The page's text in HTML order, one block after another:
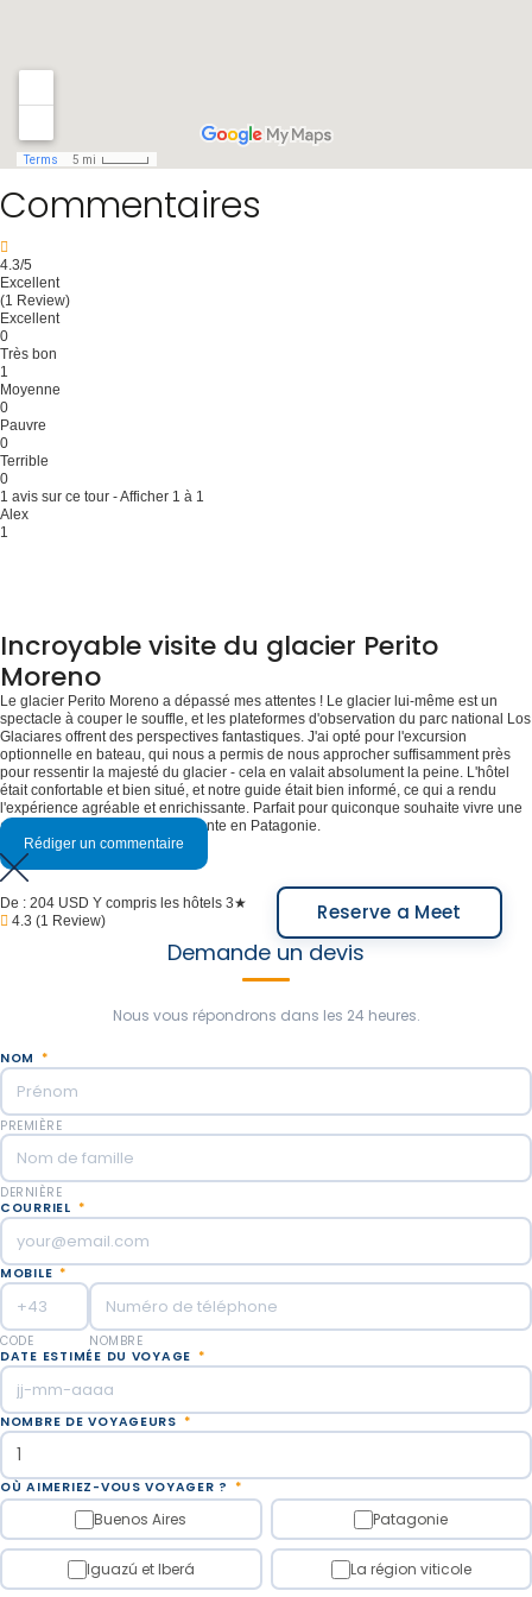
Commentaires
4.3/5
Excellent
(1 Review)
Excellent
0
Très bon
1
Moyenne
0
Pauvre
0
Terrible
0
1 avis sur ce tour - Afficher 1 à 1
Alex
1
Incroyable visite du glacier Perito
Moreno
Le glacier Perito Moreno a dépassé mes attentes ! Le glacier lui-même est un
spectacle à couper le souffle, et les plateformes d'observation du parc national Los
Glaciares offrent des perspectives fantastiques. J'ai opté pour l'excursion
optionnelle en bateau, qui nous a permis de nous approcher suffisamment près
pour ressentir la majesté du glacier - cela en valait absolument la peine. L'hôtel
était confortable et bien situé, et notre guide était bien informé, ce qui a rendu
l'expérience agréable et enrichissante. Parfait pour quiconque souhaite vivre une
aventure rapide mais enrichissante en Patagonie.
Rédiger un commentaire
De : 204 USD Y compris les hôtels 3★
4.3 (1 Review) Reserve a Meet
Demande un devis
Nous vous répondrons dans les 24 heures.
NOM *
PREMIÈRE
DERNIÈRE
COURRIEL *
MOBILE *
CODE
NOMBRE
DATE ESTIMÉE DU VOYAGE *
NOMBRE DE VOYAGEURS *
OÙ AIMERIEZ-VOUS VOYAGER ? *
Buenos Aires Patagonie
Iguazú et Iberá La région viticole